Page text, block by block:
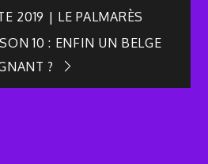
2019 | LE PALMARÈS
10 : ENFIN UN BELGE
?